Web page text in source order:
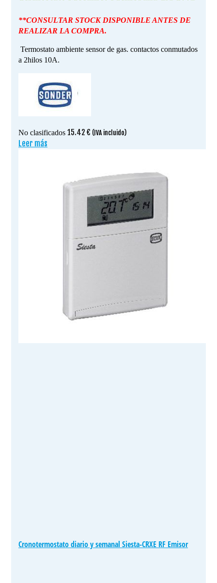
**CONSULTAR STOCK DISPONIBLE ANTES DE
REALIZAR LA COMPRA.
Termostato ambiente sensor de gas. contactos conmutados
a 2hilos 10A.
No clasificados 15.42 € (IVA incluido)
Leer más
Cronotermostato diario y semanal Siesta-CRXE RF Emisor